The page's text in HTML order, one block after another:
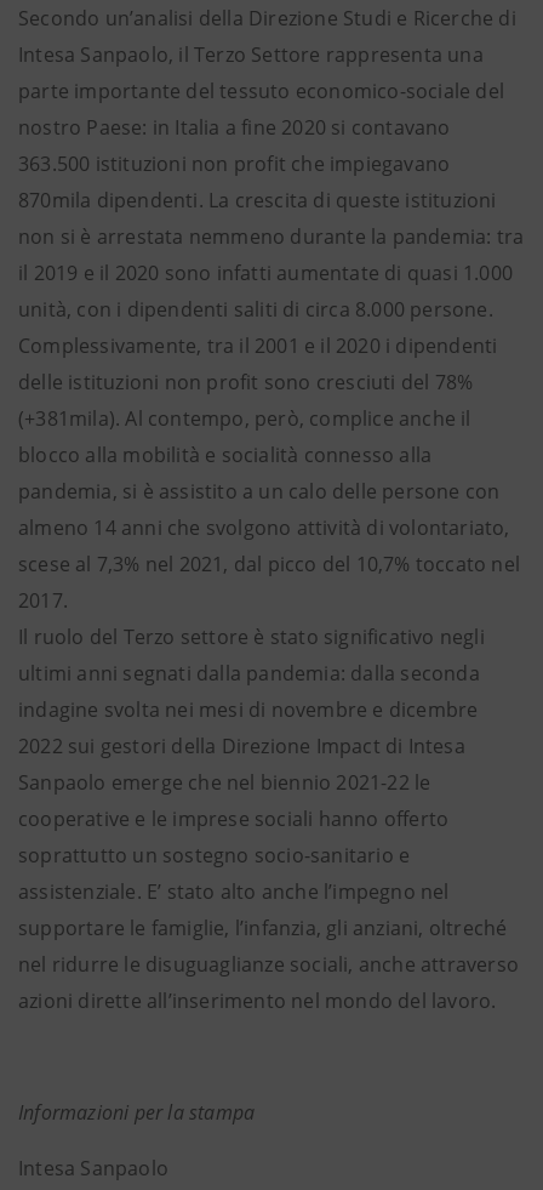
Secondo un’analisi della Direzione Studi e Ricerche di
Intesa Sanpaolo, il Terzo Settore rappresenta una
parte importante del tessuto economico-sociale del
nostro Paese: in Italia a fine 2020 si contavano
363.500 istituzioni non profit che impiegavano
870mila dipendenti. La crescita di queste istituzioni
non si è arrestata nemmeno durante la pandemia: tra
il 2019 e il 2020 sono infatti aumentate di quasi 1.000
unità, con i dipendenti saliti di circa 8.000 persone.
Complessivamente, tra il 2001 e il 2020 i dipendenti
delle istituzioni non profit sono cresciuti del 78%
(+381mila). Al contempo, però, complice anche il
blocco alla mobilità e socialità connesso alla
pandemia, si è assistito a un calo delle persone con
almeno 14 anni che svolgono attività di volontariato,
scese al 7,3% nel 2021, dal picco del 10,7% toccato nel
2017.
Il ruolo del Terzo settore è stato significativo negli
ultimi anni segnati dalla pandemia: dalla seconda
indagine svolta nei mesi di novembre e dicembre
2022 sui gestori della Direzione Impact di Intesa
Sanpaolo emerge che nel biennio 2021-22 le
cooperative e le imprese sociali hanno offerto
soprattutto un sostegno socio-sanitario e
assistenziale. E’ stato alto anche l’impegno nel
supportare le famiglie, l’infanzia, gli anziani, oltreché
nel ridurre le disuguaglianze sociali, anche attraverso
azioni dirette all’inserimento nel mondo del lavoro.
Informazioni per la stampa
Intesa Sanpaolo